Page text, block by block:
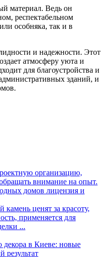
материал. Ведь он
респектабельном
особняка, так и в
и надежности. Этот
атмосферу уюта и
для благоустройства и
зданий, и
организацию,
внимание на опыт.
домов лицензия и
камень ценят за красоту,
применяется для
...